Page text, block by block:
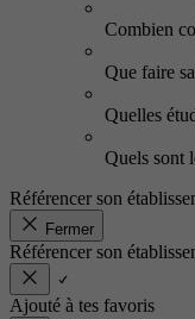
Combien
Que faire
Quelles
Quels sont
Référencer son
Fermer
Référencer son
Ajouté à tes favoris